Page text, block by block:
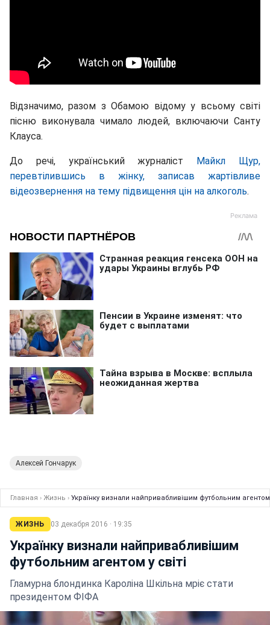
Відзначимо, разом з Обамою відому у всьому світі
пісню виконувала чимало людей, включаючи Санту
Клауса.
До речі, український журналіст Майкл Щур,
перевтілившись в жінку, записав жартівливе
відеозвернення на тему підвищення цін на алкоголь.
Алексей Гончарук
Главная › Жизнь › Українку визнали найпривабливішим футбольним агентом
ЖИЗНЬ 03 декабря 2016 · 19:35
Українку визнали найпривабливішим
футбольним агентом у світі
Гламурна блондинка Кароліна Шкільна мріє стати
президентом ФІФА